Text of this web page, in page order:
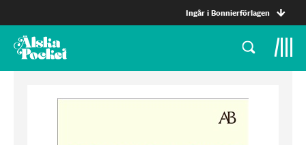
Ingår i Bonnierförlagen